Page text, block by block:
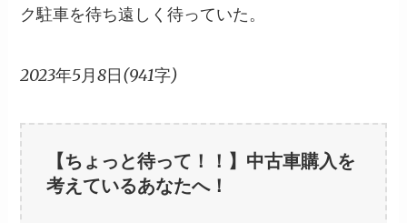
ク駐車を待ち遠しく待っていた。
2023年5月8日(941字)
【ちょっと待って！！】中古車購入を
考えているあなたへ！